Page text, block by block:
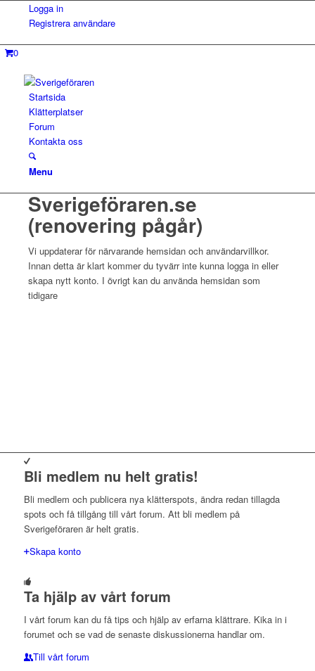
Logga in
Registrera användare
0
Startsida
Klätterplatser
Forum
Kontakta oss
Menu
Sverigeföraren.se
(renovering pågår)
Vi uppdaterar för närvarande hemsidan och användarvillkor.
Innan detta är klart kommer du tyvärr inte kunna logga in eller
skapa nytt konto. I övrigt kan du använda hemsidan som
tidigare
Bli medlem nu helt gratis!
Bli medlem och publicera nya klätterspots, ändra redan tillagda
spots och få tillgång till vårt forum. Att bli medlem på
Sverigeföraren är helt gratis.
Skapa konto
Ta hjälp av vårt forum
I vårt forum kan du få tips och hjälp av erfarna klättrare. Kika in i
forumet och se vad de senaste diskussionerna handlar om.
Till vårt forum